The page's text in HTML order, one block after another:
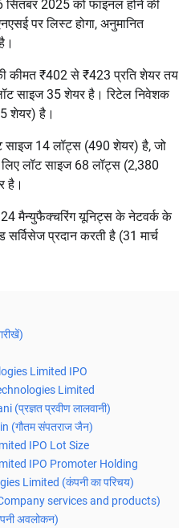
सितंबर 2025 को फाइनल होने की
पर लिस्ट होगा, अनुमानित
कीमत ₹402 से ₹423 प्रति शेयर तय
साइज 35 शेयर है। रिटेल निवेशक
शेयर) है।
साइज 14 लॉट्स (490 शेयर) है, जो
लॉट साइज 68 लॉट्स (2,380
है।
24 मैन्युफैक्चरिंग यूनिट्स के नेटवर्क के
प्रदान करती है (31 मार्च
Limited IPO
Limited
प्रवीण लालवानी)
(गौतम संपतराज जैन)
IPO Lot Size
IPO Promoter Holding
Limited (कंपनी का परिचय)
services and products)
अवलोकन)